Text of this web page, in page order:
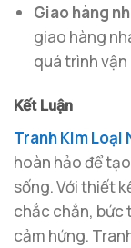
Giao hàng
giao hàng
quá trình
Kết Luận
Tranh Kim Loại
hoàn hảo để
sống. Với thiết
chắc chắn, bức
cảm hứng.